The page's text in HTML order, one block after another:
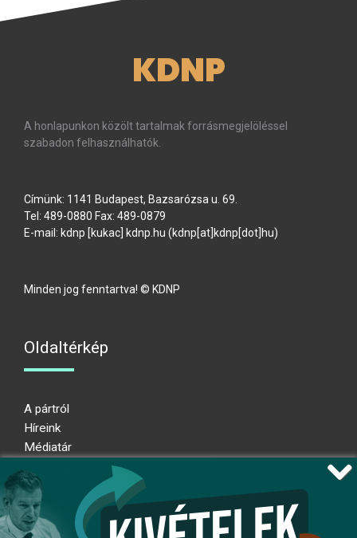
KDNP
A honlapunkon közölt tartalmak forrásmegjelöléssel
szabadon felhasználhatók.
Címünk: 1141 Budapest, Bazsarózsa u. 69.
Tel: 489-0880 Fax: 489-0879
E-mail: kdnp [kukac] kdnp hu (kdnp[at]kdnp[dot]hu)
Minden jog fenntartva! © KDNP
Oldaltérkép
A pártról
Híreink
Médiatár
Adatkezelési nyilatkozat
Átláthatósági nyilatkozat
Ugrás az oldal tetejére